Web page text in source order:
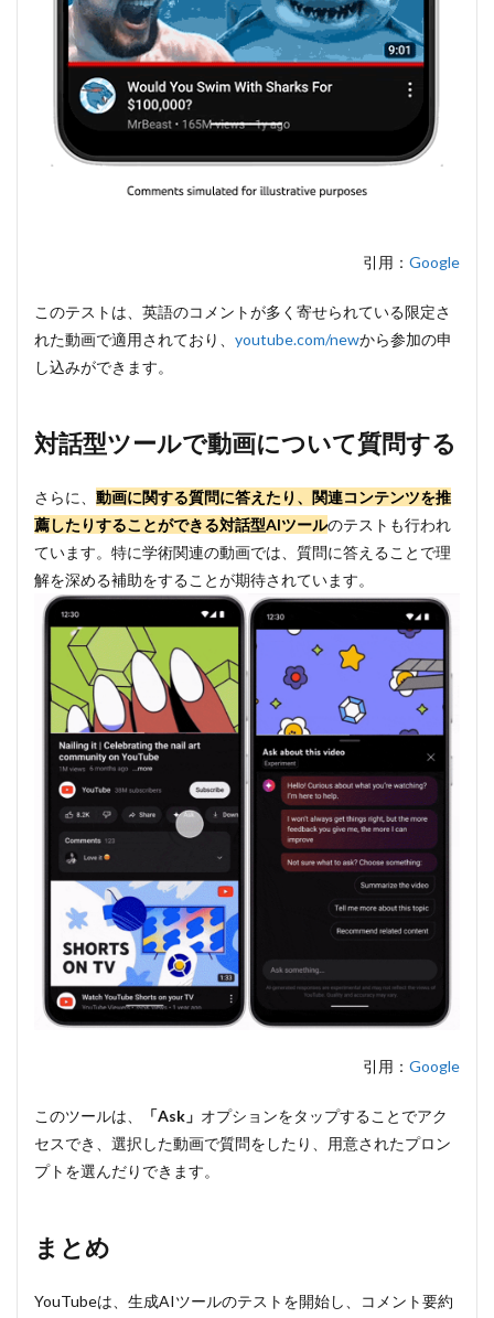
引用： Google
このテストは、英語のコメントが多く寄せられている限定さ
れた動画で適用されており、 youtube.com/newから参加の申
し込みができます。
対話型ツールで動画について質問する
さらに、 動画に関する質問に答えたり、関連コンテンツを推
薦したりすることができる対話型AIツールのテストも行われ
ています。特に学術関連の動画では、質問に答えることで理
解を深める補助をすることが期待されています。
引用： Google
このツールは、 「Ask」 オプションをタップすることでアク
セスでき、選択した動画で質問をしたり、用意されたプロン
プトを選んだりできます。
まとめ
YouTubeは、生成AIツールのテストを開始し、コメント要約